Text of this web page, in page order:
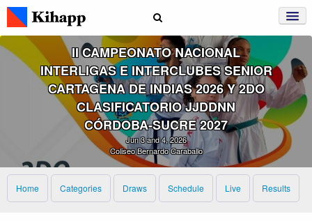
II CAMPEONATO NACIONAL
INTERLIGAS E INTERCLUBES SENIOR
CARTAGENA DE INDIAS 2026 Y 2DO
CLASIFICATORIO JJDDNN
CÓRDOBA‑SUCRE 2027
Jun 3 and 4, 2026
Coliseo Bernardo Caraballo
Home Categories Draws Schedule Live Results